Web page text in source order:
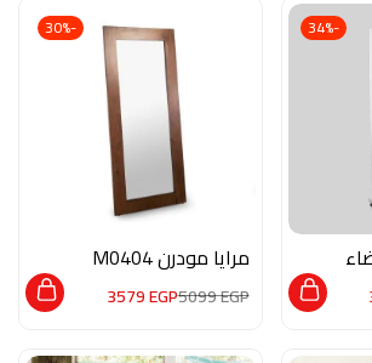
-34%
-30%
مرايا مودرن M0404
5099EGP
3579EGP